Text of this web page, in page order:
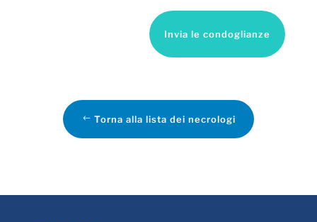
Invia le condoglianze
Torna alla lista dei necrologi